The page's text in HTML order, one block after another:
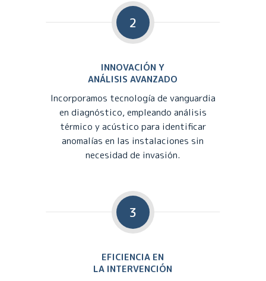
2
INNOVACIÓN Y
ANÁLISIS AVANZADO
Incorporamos tecnología de vanguardia
en diagnóstico, empleando análisis
térmico y acústico para identificar
anomalías en las instalaciones sin
necesidad de invasión.
3
EFICIENCIA EN
LA INTERVENCIÓN